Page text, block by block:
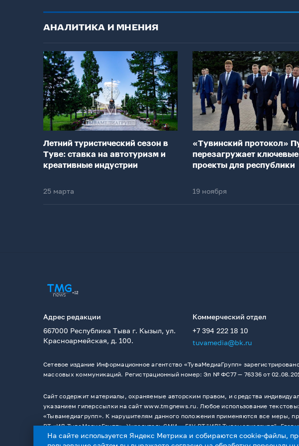
АНАЛИТИКА И МНЕНИЯ
Летний туристический сезон в
Туве: ставка на автотуризм и
креативные индустрии
25 марта
«Тувинский протокол»
перезагружает ключевые
проекты для республики
19 ноября
Адрес редакции
667000 Республика Тыва г. Кызыл, ул.
Красноармейская, д. 100.
Коммерческий отдел
+7 394 222 18 10
tuvamedia@bk.ru
Сетевое издание Информационное агентство «ТуваМедиаГрупп»
массовых коммуникаций. Регистрационный номер: Эл № ФС77 — 76336 от
Сайт содержит материалы, охраняемые авторским правом, и средства
указанием гиперссылки на сайт www.tmgnews.ru. Любое использование
«Тывамедиагрупп». К нарушителям данного положения применяются все меры,
РТ «ИД ТываМедиаГрупп». Учредитель СМИ －ГАУ РТ "ИД" Тывамедиагрупп".
На сайте используется Яндекс Метрика и собираются cookie-файлы,